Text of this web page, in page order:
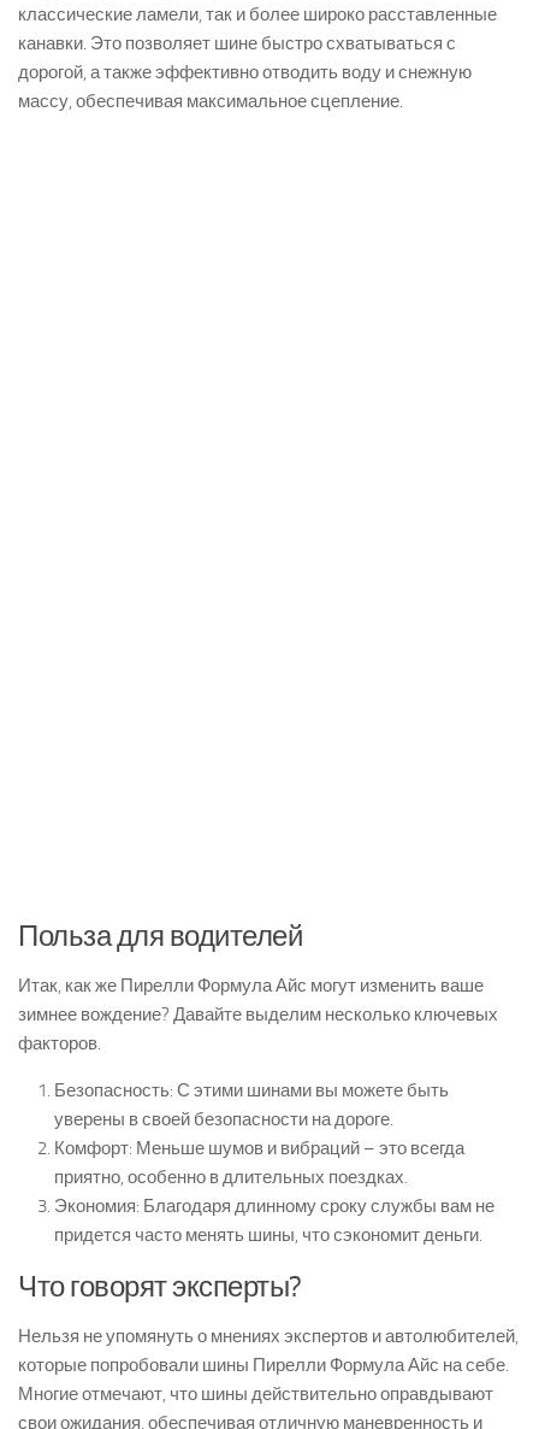
классические ламели, так и более широко расставленные
канавки. Это позволяет шине быстро схватываться с
дорогой, а также эффективно отводить воду и снежную
массу, обеспечивая максимальное сцепление.
Польза для водителей
Итак, как же Пирелли Формула Айс могут изменить ваше
зимнее вождение? Давайте выделим несколько ключевых
факторов.
Безопасность: С этими шинами вы можете быть
уверены в своей безопасности на дороге.
Комфорт: Меньше шумов и вибраций – это всегда
приятно, особенно в длительных поездках.
Экономия: Благодаря длинному сроку службы вам не
придется часто менять шины, что сэкономит деньги.
Что говорят эксперты?
Нельзя не упомянуть о мнениях экспертов и автолюбителей,
которые попробовали шины Пирелли Формула Айс на себе.
Многие отмечают, что шины действительно оправдывают
свои ожидания, обеспечивая отличную маневренность и